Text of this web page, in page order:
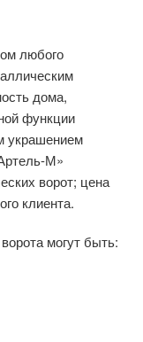
любого
дома,
функции
украшением
М»
ворот; цена
клиента.
могут быть: